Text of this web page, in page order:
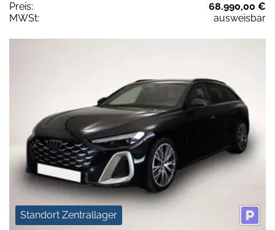
Preis:
68.990,00 €
MWSt:
ausweisbar
Standort Zentrallager